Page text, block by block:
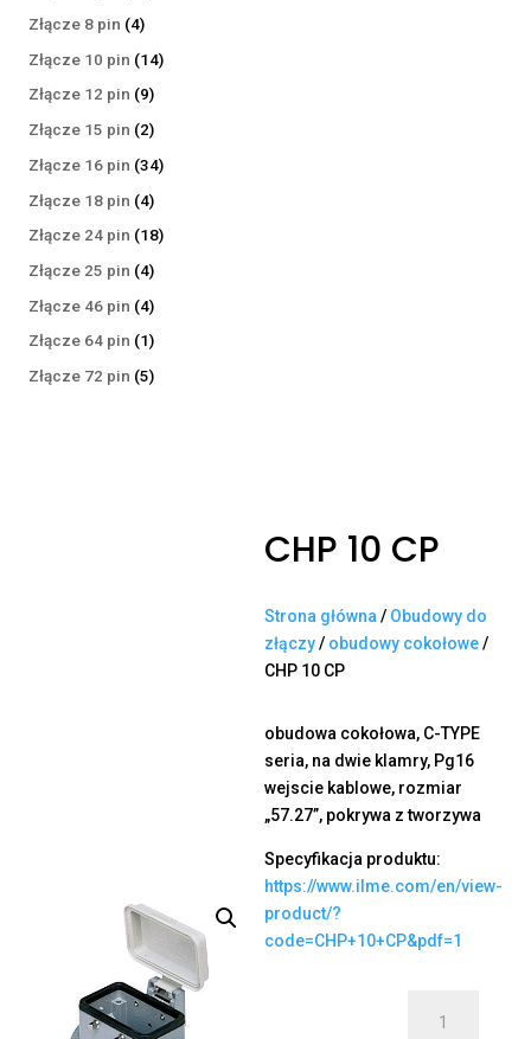
Złącze 8 pin 44
produkty
Złącze 10 pin 1414
Złącze 12 pin 99
produktów
Złącze 15 pin 22
produkty
Złącze 16 pin 3434
Złącze 18 pin 44
produkty
Złącze 24 pin 1818
Złącze 25 pin 44
produkty
Złącze 46 pin 44
produkty
Złącze 64 pin 11
produkt
Złącze 72 pin 55
CHP 10 CP
Strona główna / Obudowy do
złączy/ obudowy cokołowe/
CHP 10 CP
obudowa cokołowa, C-TYPE
seria, na dwie klamry, Pg16
wejscie kablowe, rozmiar
„57.27”, pokrywa z tworzywa
Specyfikacja produktu:
https://www.ilme.com/en/view-
product/?
code=CHP+10+CP&pdf=1